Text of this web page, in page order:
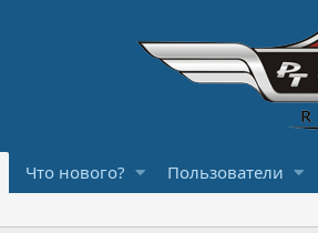
Что нового? Пользователи